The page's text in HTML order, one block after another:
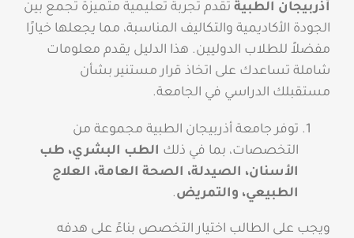
أذربيجان الطبيةتقدم تجربة تعليمية متميزة تجمع بين
الجودة الأكاديمية والتكاليف المناسبة، مما يجعلها خيارًا
مفضلاً للطلاب الدوليين. هذا الدليل يقدم معلومات
شاملة تساعدك على اتخاذ قرار مستنير بشأن
مستقبلك الدراسي في الجامعة.
توفر جامعة أذربيجان الطبية مجموعة من
التخصصات، بما في ذلك الطب البشري، طب
الأسنان، الصيدلة، الصحة العامة، العلاج
الطبيعي، والتمريض.
ويجب على الطالب اختيار التخصص بناءً على هدفه